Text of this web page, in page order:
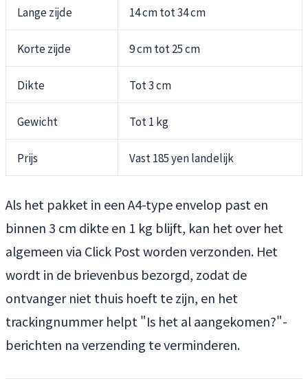
Lange zijde 14 cm tot 34 cm
Korte zijde 9 cm tot 25 cm
Dikte Tot 3 cm
Gewicht Tot 1 kg
Prijs Vast 185 yen landelijk
Als het pakket in een A4-type envelop past en
binnen 3 cm dikte en 1 kg blijft, kan het over het
algemeen via Click Post worden verzonden. Het
wordt in de brievenbus bezorgd, zodat de
ontvanger niet thuis hoeft te zijn, en het
trackingnummer helpt "Is het al aangekomen?"-
berichten na verzending te verminderen.